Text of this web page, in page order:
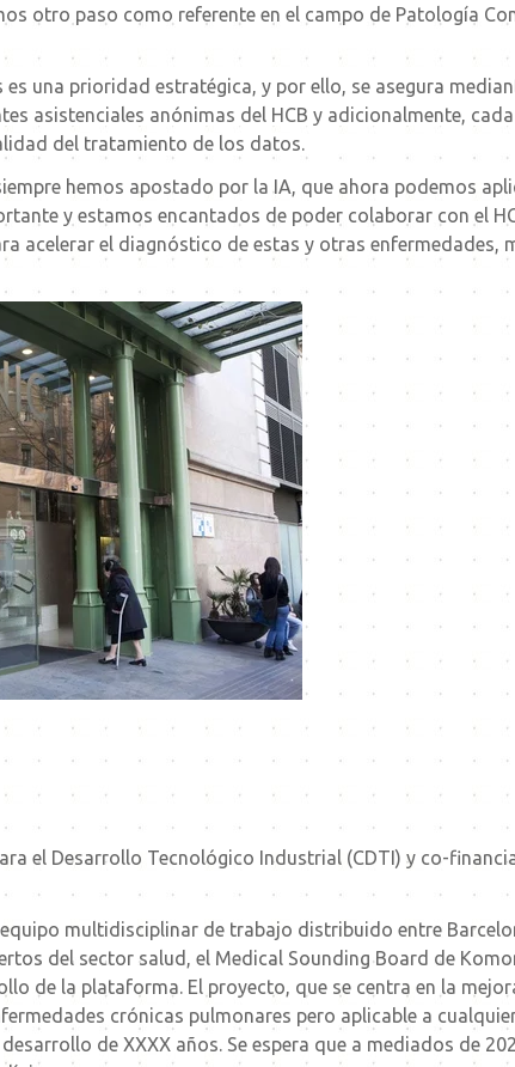
otro paso como referente en el campo de Patología
una prioridad estratégica, y por ello, se asegura
asistenciales anónimas del HCB y adicionalmente, cada
del tratamiento de los datos.
hemos apostado por la IA, que ahora podemos
y estamos encantados de poder colaborar con el
acelerar el diagnóstico de estas y otras enfermedades,
el Desarrollo Tecnológico Industrial (CDTI) y co-
multidisciplinar de trabajo distribuido entre
del sector salud, el Medical Sounding Board de
de la plataforma. El proyecto, que se centra en la
crónicas pulmonares pero aplicable a
de XXXX años. Se espera que a mediados de